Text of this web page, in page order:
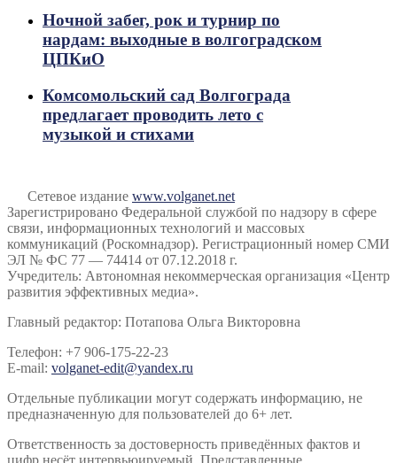
Ночной забег, рок и турнир по
нардам: выходные в волгоградском
ЦПКиО
Комсомольский сад Волгограда
предлагает проводить лето с
музыкой и стихами
Сетевое издание www.volganet.net
Зарегистрировано Федеральной службой по надзору в сфере
связи, информационных технологий и массовых
коммуникаций (Роскомнадзор). Регистрационный номер СМИ
ЭЛ № ФС 77 — 74414 от 07.12.2018 г.
Учредитель: Автономная некоммерческая организация «Центр
развития эффективных медиа».
Главный редактор: Потапова Ольга Викторовна
Телефон: +7 906-175-22-23
E-mail: volganet-edit@yandex.ru
Отдельные публикации могут содержать информацию, не
предназначенную для пользователей до 6+ лет.
Ответственность за достоверность приведённых фактов и
цифр несёт интервьюируемый. Представленные